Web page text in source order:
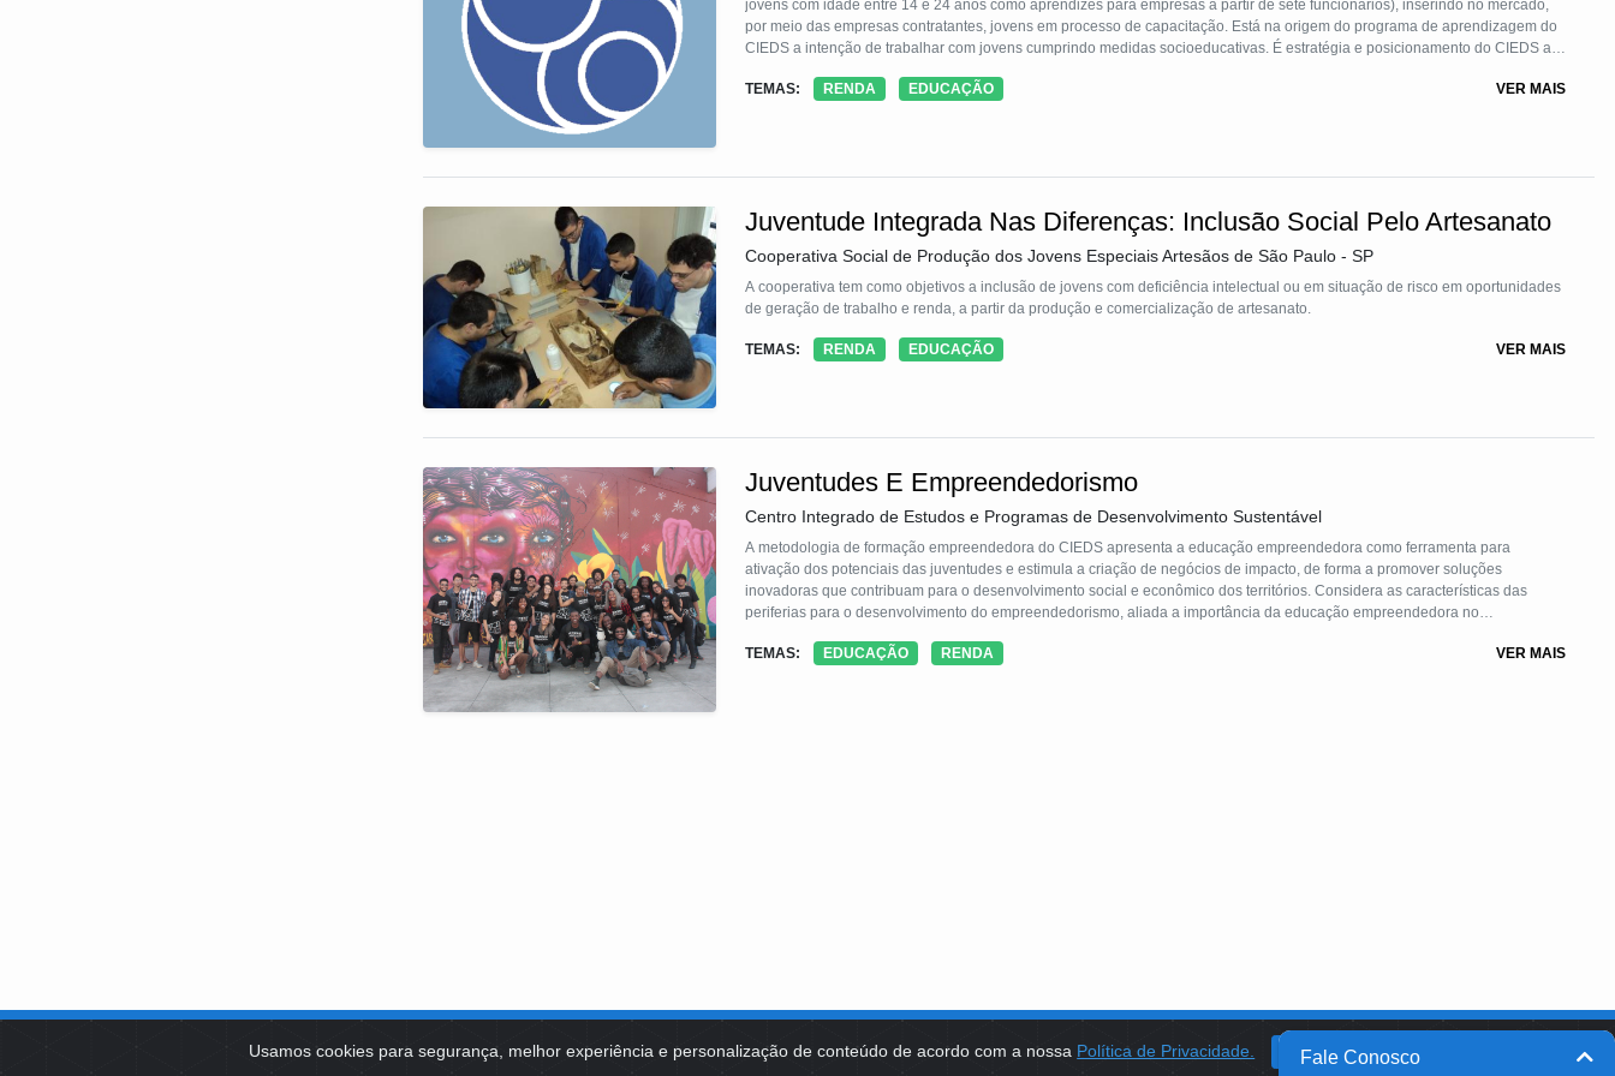
Usamos cookies para segurança, melhor experiência e personalização de conteúdo de acordo com a nossa Política de Privacidade. OK
jovens com idade entre 14 e 24 anos como aprendizes para empresas a partir de sete funcionários), inserindo no mercado,
por meio das empresas contratantes, jovens em processo de capacitação. Está na origem do programa de aprendizagem do
CIEDS a intenção de trabalhar com jovens cumprindo medidas socioeducativas. É estratégia e posicionamento do CIEDS a
emprego é a oportunidade de também trabalhar a inserção de jovens em medida socioeducativa.
TEMAS: RENDA EDUCAÇÃO VER MAIS
Juventude Integrada Nas Diferenças: Inclusão Social Pelo Artesanato
Cooperativa Social de Produção dos Jovens Especiais Artesãos de São Paulo - SP
A cooperativa tem como objetivos a inclusão de jovens com deficiência intelectual ou em situação de risco em oportunidades
de geração de trabalho e renda, a partir da produção e comercialização de artesanato.
TEMAS: RENDA EDUCAÇÃO VER MAIS
Juventudes E Empreendedorismo
Centro Integrado de Estudos e Programas de Desenvolvimento Sustentável
A metodologia de formação empreendedora do CIEDS apresenta a educação empreendedora como ferramenta para
ativação dos potenciais das juventudes e estimula a criação de negócios de impacto, de forma a promover soluções
inovadoras que contribuam para o desenvolvimento social e econômico dos territórios. Considera as características das
periferias para o desenvolvimento do empreendedorismo, aliada a importância da educação empreendedora no
perspectivas de futuro, conectadas aos seus projetos de vida.
TEMAS: EDUCAÇÃO RENDA VER MAIS
Fale Conosco
PLATAFORMA DE TECNOLOGIAS IDENTIDADE VISUAL BANCO DO BRASIL